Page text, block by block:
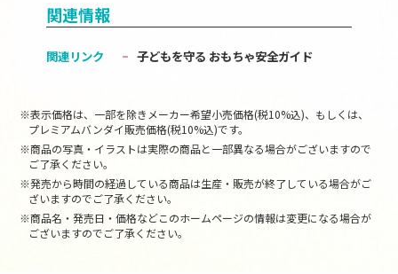
関連情報
関連リンク 子どもを守る おもちゃ安全ガイド
※表示価格は、一部を除きメーカー希望小売価格(税10%込)、もしくは、
プレミアムバンダイ販売価格(税10%込)です。
※商品の写真・イラストは実際の商品と一部異なる場合がございますので
ご了承ください。
※発売から時間の経過している商品は生産・販売が終了している場合がご
ざいますのでご了承ください。
※商品名・発売日・価格などこのホームページの情報は変更になる場合が
ございますのでご了承ください。